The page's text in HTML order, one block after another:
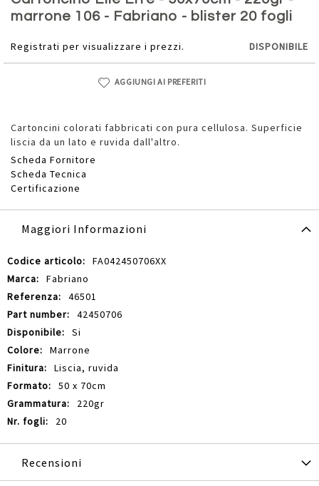
marrone 106 - Fabriano - blister 20 fogli
Registrati per visualizzare i prezzi. DISPONIBILE
AGGIUNGI AI PREFERITI
Cartoncini colorati fabbricati con pura cellulosa. Superficie
liscia da un lato e ruvida dall'altro.
Scheda Fornitore
Scheda Tecnica
Certificazione
della
galleria
immagini
Maggiori Informazioni
Maggiori
Informazioni
FA042450706XX
Fabriano
46501
42450706
Si
Marrone
Liscia, ruvida
50 x 70cm
220gr
20
Recensioni